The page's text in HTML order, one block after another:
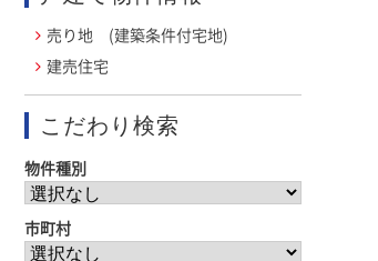
売り地 (建築条件付宅地)
建売住宅
こだわり検索
物件種別
市町村